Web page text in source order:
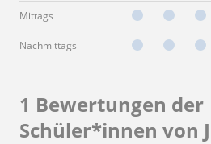
Mittags
Nachmittags
1 Bewertungen der
Schüler*innen von